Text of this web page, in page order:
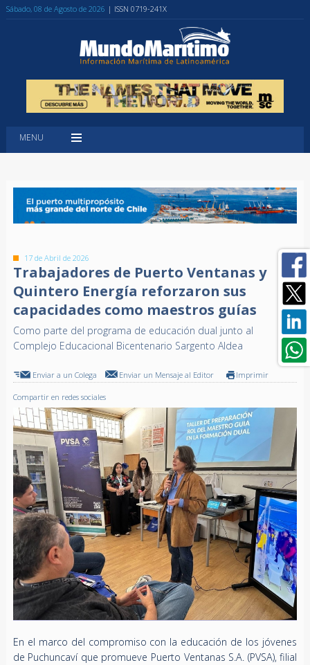
Sábado, 08 de Agosto de 2026 | ISSN 0719-241X
MENU
17 de Abril de 2026
Trabajadores de Puerto Ventanas y
Quintero Energía reforzaron sus
capacidades como maestros guías
Como parte del programa de educación dual junto al
Complejo Educacional Bicentenario Sargento Aldea
Enviar a un Colega Enviar un Mensaje al Editor Imprimir
Compartir en redes sociales
En el marco del compromiso con la educación de los jóvenes
de Puchuncaví que promueve Puerto Ventanas S.A. (PVSA), filial